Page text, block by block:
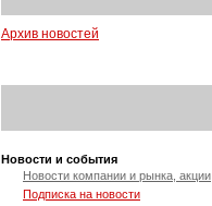
Архив новостей
Новости и события
Новости компании и рынка, акции
Подписка на новости